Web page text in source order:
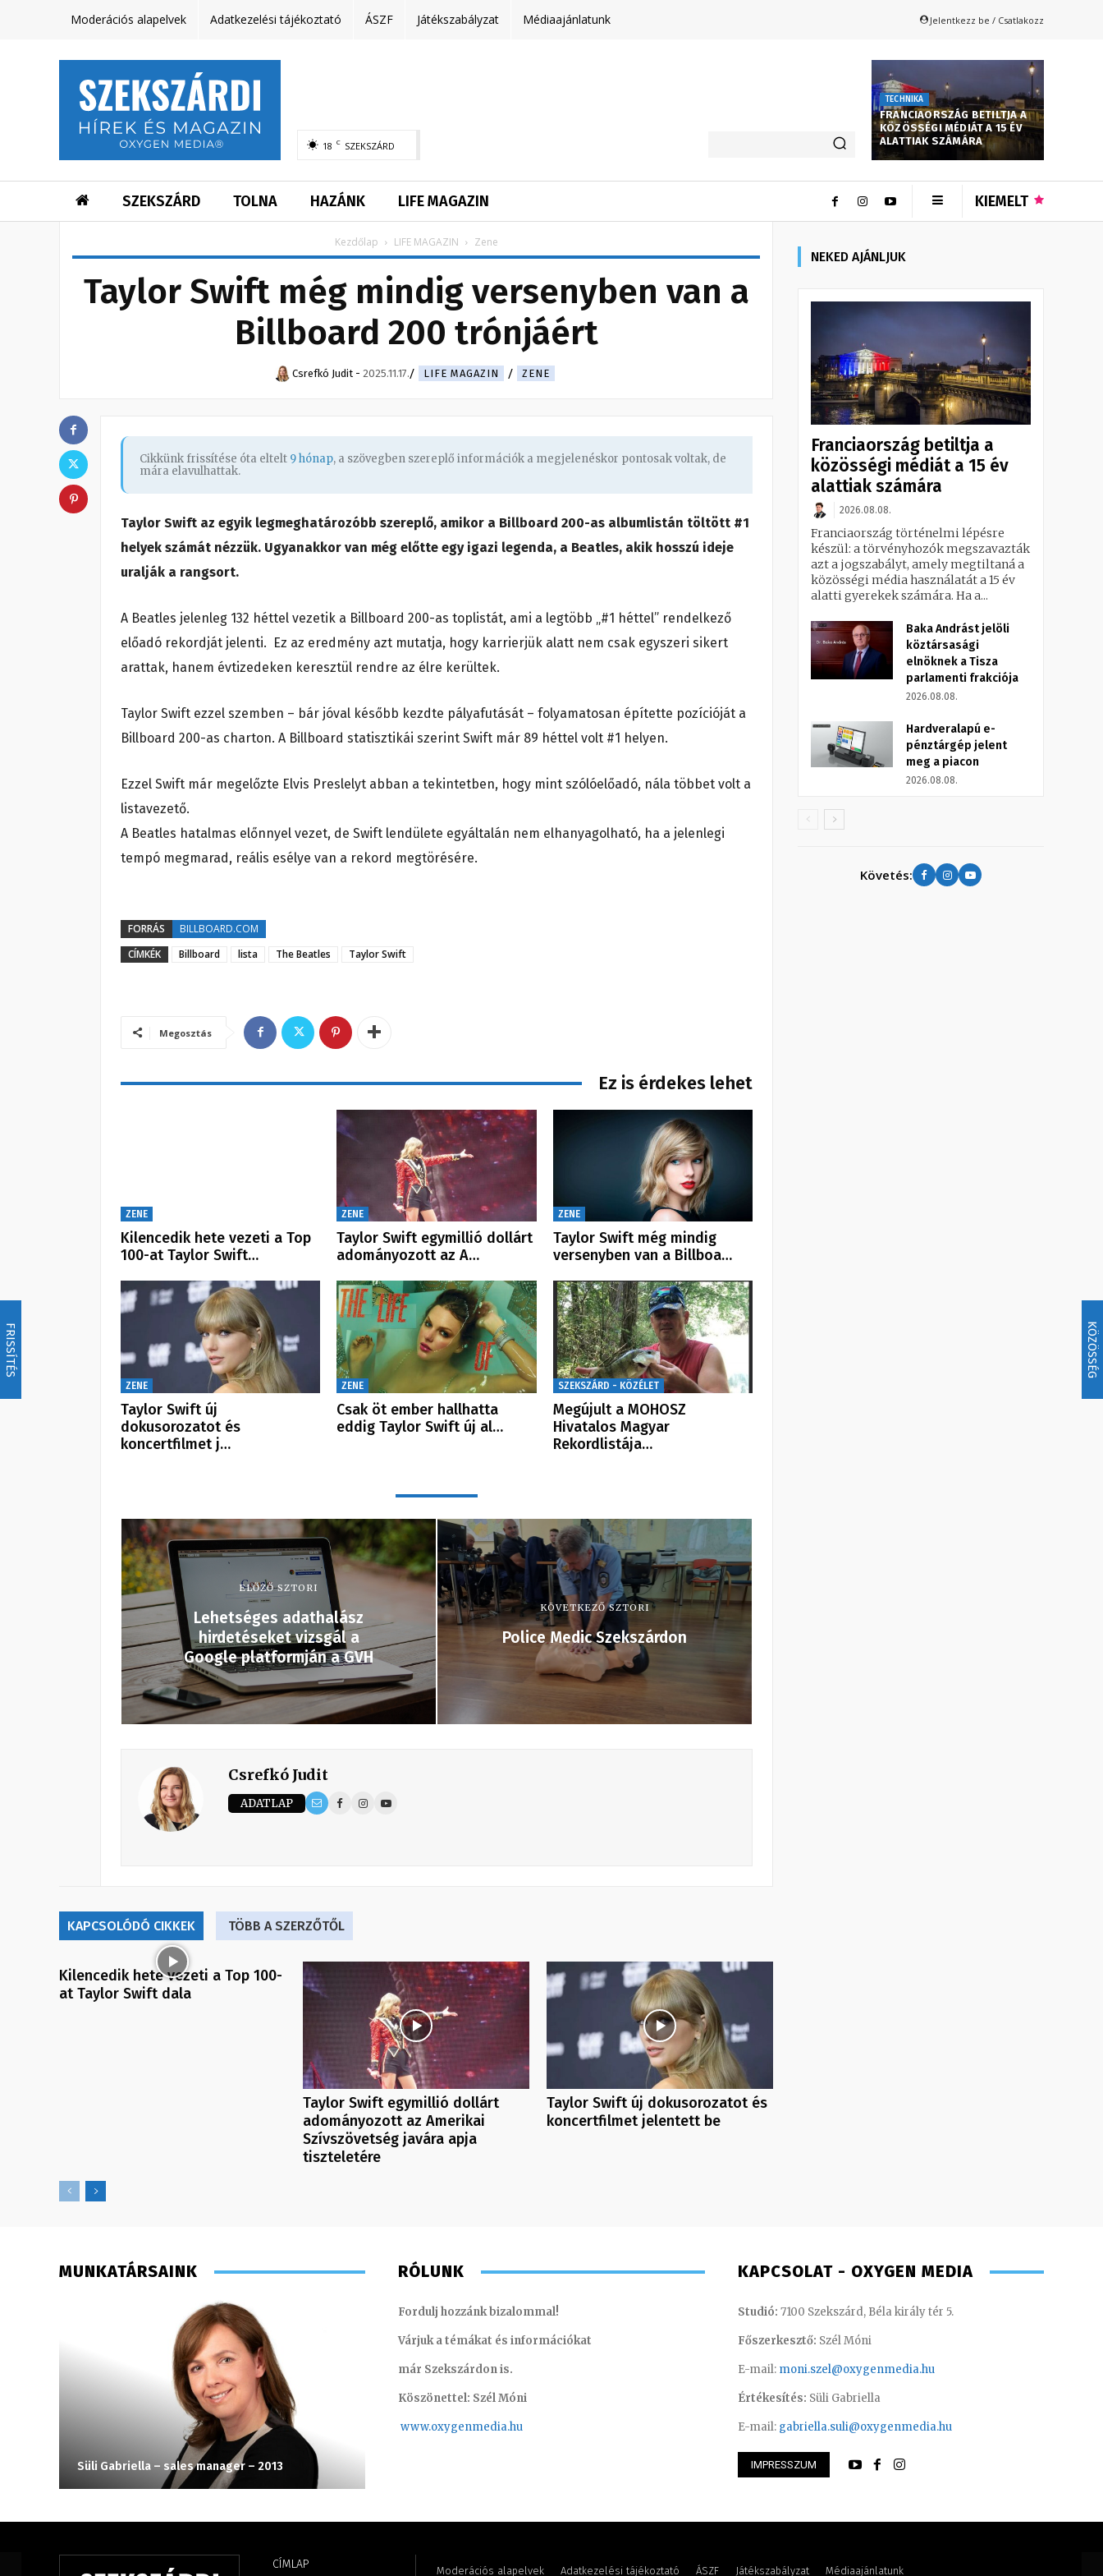
FRISSÍTÉS KÖZÖSSÉG
Moderációs alapelvek Adatkezelési tájékoztató ÁSZF Játékszabályzat Médiaajánlatunk Jelentkezz be / Csatlakozz
18 C SZEKSZÁRD
TECHNIKA
FRANCIAORSZÁG BETILTJA A
KÖZÖSSÉGI MÉDIÁT A 15 ÉV
ALATTIAK SZÁMÁRA
SZEKSZÁRD TOLNA HAZÁNK LIFE MAGAZIN KIEMELT
Kezdőlap LIFE MAGAZIN Zene
Taylor Swift még mindig versenyben van a
Billboard 200 trónjáért
Csrefkó Judit - 2025.11.17. LIFE MAGAZIN ZENE
Cikkünk frissítése óta eltelt 9 hónap, a szövegben szereplő információk a megjelenéskor pontosak voltak, de
mára elavulhattak.
Taylor Swift az egyik legmeghatározóbb szereplő, amikor a Billboard 200-as albumlistán töltött #1
helyek számát nézzük. Ugyanakkor van még előtte egy igazi legenda, a Beatles, akik hosszú ideje
uralják a rangsort.
A Beatles jelenleg 132 héttel vezetik a Billboard 200-as toplistát, ami a legtöbb „#1 héttel” rendelkező
előadó rekordját jelenti. Ez az eredmény azt mutatja, hogy karrierjük alatt nem csak egyszeri sikert
arattak, hanem évtizedeken keresztül rendre az élre kerültek.
Taylor Swift ezzel szemben – bár jóval később kezdte pályafutását – folyamatosan építette pozícióját a
Billboard 200-as charton. A Billboard statisztikái szerint Swift már 89 héttel volt #1 helyen.
Ezzel Swift már megelőzte Elvis Preslelyt abban a tekintetben, hogy mint szólóelőadó, nála többet volt a
listavezető.
A Beatles hatalmas előnnyel vezet, de Swift lendülete egyáltalán nem elhanyagolható, ha a jelenlegi
tempó megmarad, reális esélye van a rekord megtörésére.
FORRÁS
BILLBOARD.COM
CÍMKÉK
Billboard lista The Beatles Taylor Swift
Megosztás
Ez is érdekes lehet
ZENE
Kilencedik hete vezeti a Top
100-at Taylor Swift…
ZENE
Taylor Swift egymillió dollárt
adományozott az A…
ZENE
Taylor Swift még mindig
versenyben van a Billboa…
ZENE
Taylor Swift új
dokusorozatot és
koncertfilmet j…
ZENE
Csak öt ember hallhatta
eddig Taylor Swift új al…
SZEKSZÁRD - KÖZÉLET
Megújult a MOHOSZ
Hivatalos Magyar
Rekordlistája…
ELŐZŐ SZTORI
Lehetséges adathalász
hirdetéseket vizsgál a
Google platformján a GVH
KÖVETKEZŐ SZTORI
Police Medic Szekszárdon
Csrefkó Judit
ADATLAP
KAPCSOLÓDÓ CIKKEK TÖBB A SZERZŐTŐL
Kilencedik hete vezeti a Top 100-
at Taylor Swift dala
Taylor Swift egymillió dollárt
adományozott az Amerikai
Szívszövetség javára apja
tiszteletére
Taylor Swift új dokusorozatot és
koncertfilmet jelentett be
NEKED AJÁNLJUK
Franciaország betiltja a
közösségi médiát a 15 év
alattiak számára
2026.08.08.
Franciaország történelmi lépésre
készül: a törvényhozók megszavazták
azt a jogszabályt, amely megtiltaná a
közösségi média használatát a 15 év
alatti gyerekek számára. Ha a...
Baka Andrást jelöli
köztársasági
elnöknek a Tisza
parlamenti frakciója
2026.08.08.
Hardveralapú e-
pénztárgép jelent
meg a piacon
2026.08.08.
Követés:
MUNKATÁRSAINK
Süli Gabriella – sales manager – 2013 Szél Móni – szerkesztő-riporter
RÓLUNK
Fordulj hozzánk bizalommal!
Várjuk a témákat és információkat
már Szekszárdon is.
Köszönettel: Szél Móni
www.oxygenmedia.hu
KAPCSOLAT - OXYGEN MEDIA
Studió: 7100 Szekszárd, Béla király tér 5.
Főszerkesztő: Szél Móni
E-mail: moni.szel@oxygenmedia.hu
Értékesítés: Süli Gabriella
E-mail: gabriella.suli@oxygenmedia.hu
IMPRESSZUM
CÍMLAP Moderációs alapelvek Adatkezelési tájékoztató ÁSZF Játékszabályzat Médiaajánlatunk